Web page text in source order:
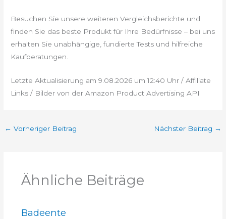
Besuchen Sie unsere weiteren Vergleichsberichte und
finden Sie das beste Produkt für Ihre Bedürfnisse – bei uns
erhalten Sie unabhängige, fundierte Tests und hilfreiche
Kaufberatungen.
Letzte Aktualisierung am 9.08.2026 um 12:40 Uhr / Affiliate
Links / Bilder von der Amazon Product Advertising API
← Vorheriger Beitrag Nächster Beitrag →
Ähnliche Beiträge
Badeente